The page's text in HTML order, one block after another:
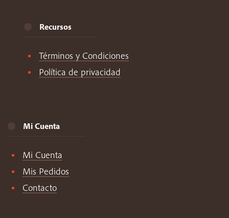
Recursos
Términos y Condiciones
Política de privacidad
Mi Cuenta
Mi Cuenta
Mis Pedidos
Contacto